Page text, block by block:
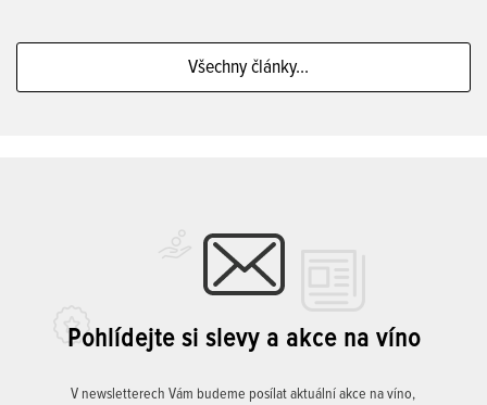
Všechny články...
Pohlídejte si slevy a akce na víno
V newsletterech Vám budeme posílat aktuální akce na víno,